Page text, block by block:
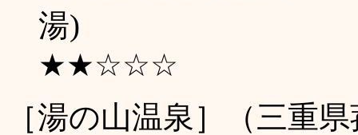
湯)
★★☆☆☆
［湯の山温泉］（三重